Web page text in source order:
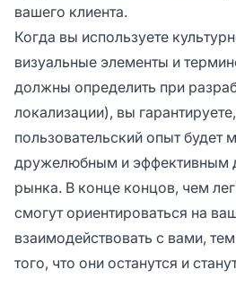
вашего клиента.
Когда вы используете
визуальные элементы и
должны определить при
локализации), вы
пользовательский опыт будет
дружелюбным и эффективным
рынка. В конце концов, чем
смогут ориентироваться на
взаимодействовать с вами,
того, что они останутся и